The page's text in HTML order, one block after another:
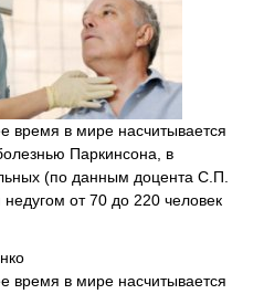
в мире насчитывается
Паркинсона, в
(по данным доцента С.П.
от 70 до 220 человек
в мире насчитывается